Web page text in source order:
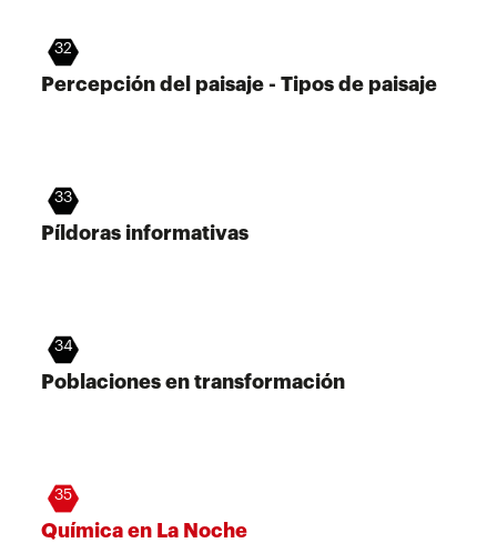
32
Percepción del paisaje - Tipos de paisaje
33
Píldoras informativas
34
Poblaciones en transformación
35
Química en La Noche